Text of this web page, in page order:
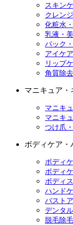
スキン
クレン
化粧水
乳液・
パック
アイケ
リップ
角質除
マニキュア・
マニキ
マニキ
つけ爪
ボディケア・
ボディ
ボディ
ボディ
ハンド
バスト
デンタ
脱毛除